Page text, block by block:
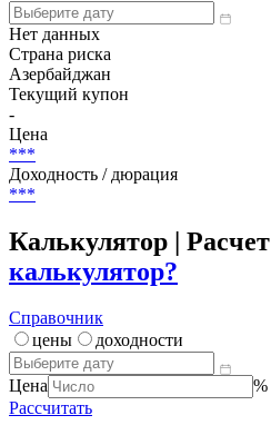
Нет данных
Страна риска
Азербайджан
Текущий купон
-
Цена
***
Доходность / дюрация
***
Калькулятор |
калькулятор?
Справочник
цены
доходности
Цена
%
Рассчитать